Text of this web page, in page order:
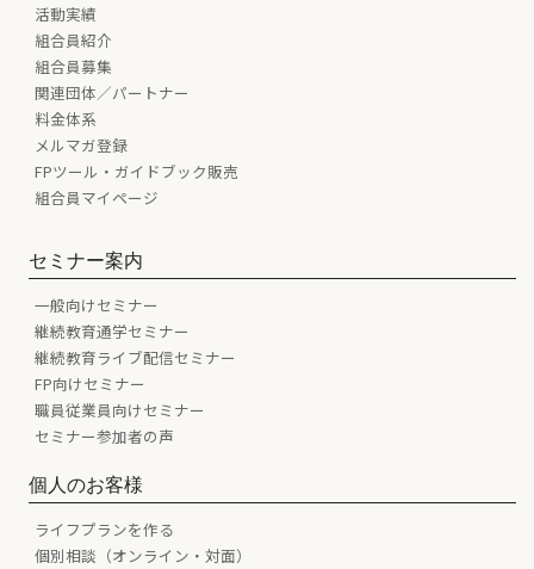
活動実績
組合員紹介
組合員募集
関連団体／パートナー
料金体系
メルマガ登録
FPツール・ガイドブック販売
組合員マイページ
セミナー案内
一般向けセミナー
継続教育通学セミナー
継続教育ライブ配信セミナー
FP向けセミナー
職員従業員向けセミナー
セミナー参加者の声
個人のお客様
ライフプランを作る
個別相談（オンライン・対面）